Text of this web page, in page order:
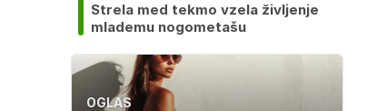
Strela med tekmo vzela življenje
mlademu nogometašu
OGLAS